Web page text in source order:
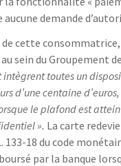
demande
de cette
sein du Groupement
intègrent toutes un
d’une centaine
le plafond est
». La carte
133-18 du code
par la banque